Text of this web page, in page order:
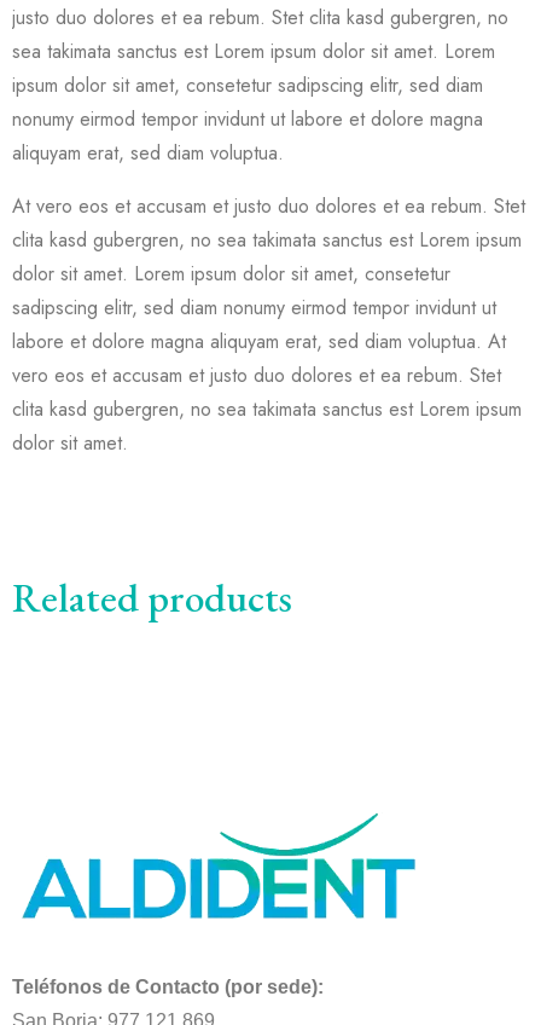
justo duo dolores et ea rebum. Stet clita kasd gubergren, no
sea takimata sanctus est Lorem ipsum dolor sit amet. Lorem
ipsum dolor sit amet, consetetur sadipscing elitr, sed diam
nonumy eirmod tempor invidunt ut labore et dolore magna
aliquyam erat, sed diam voluptua.
At vero eos et accusam et justo duo dolores et ea rebum. Stet
clita kasd gubergren, no sea takimata sanctus est Lorem ipsum
dolor sit amet. Lorem ipsum dolor sit amet, consetetur
sadipscing elitr, sed diam nonumy eirmod tempor invidunt ut
labore et dolore magna aliquyam erat, sed diam voluptua. At
vero eos et accusam et justo duo dolores et ea rebum. Stet
clita kasd gubergren, no sea takimata sanctus est Lorem ipsum
dolor sit amet.
Related products
Teléfonos de Contacto (por sede):
San Borja: 977 121 869